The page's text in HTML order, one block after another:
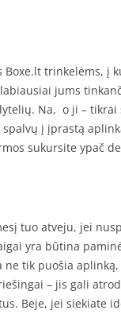
Boxe.lt trinkelėms, į
jums
Na, o ji –
į įprastą
sukursite ypač
tuo atveju, jei
yra būtina
tik puošia
– jis gali
Beje, jei siekiate